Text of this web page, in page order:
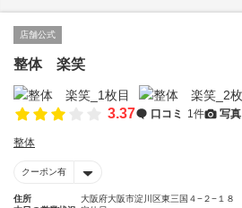
店舗公式
整体 楽笑
3.37 口コミ 1件 写真
整体
クーポン有
住所
大阪府大阪市淀川区東三国４−２−１８